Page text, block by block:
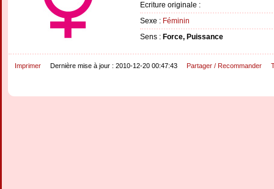
Ecriture originale :
Sexe : Féminin
Sens : Force, Puissance
Imprimer Dernière mise à jour : 2010-12-20 00:47:43 Partager / Recommander